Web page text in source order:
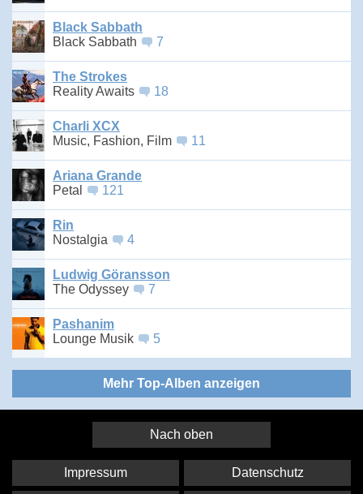
Black Sabbath
Black Sabbath
7
The Strokes
Reality Awaits
18
Charli XCX
Music, Fashion, Film
11
Ariana Grande
Petal
121
Rin
Nostalgia
4
Ludwig Göransson
The Odyssey
7
Pashanim
Lounge Musik
5
Mehr Top-Alben anzeigen
Nach oben
Impressum Datenschutz